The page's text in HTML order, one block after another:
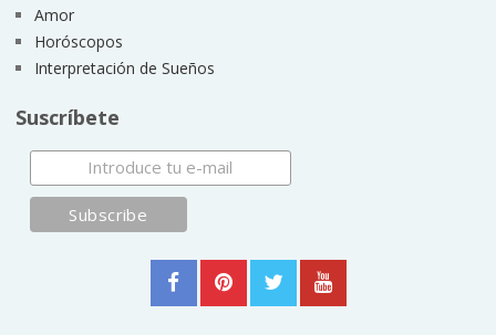
Amor
Horóscopos
Interpretación de Sueños
Suscríbete